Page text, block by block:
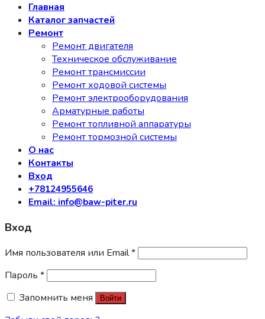
Главная
Каталог запчастей
Ремонт
Ремонт двигателя
Техническое обслуживание
Ремонт трансмиссии
Ремонт ходовой системы
Ремонт электрооборудования
Арматурные работы
Ремонт топливной аппаратуры
Ремонт тормозной системы
О нас
Контакты
Вход
+78124955646
Email: info@baw-piter.ru
Вход
Имя пользователя или Email*
Пароль *
Запомнить меня
Войти